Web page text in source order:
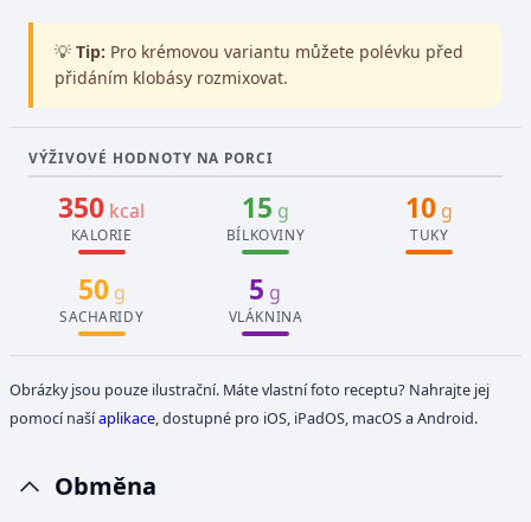
💡 Tip: Pro krémovou variantu můžete polévku před
přidáním klobásy rozmixovat.
VÝŽIVOVÉ HODNOTY NA PORCI
350 kcal
KALORIE
15 g
BÍLKOVINY
10 g
TUKY
50g
SACHARIDY
5 g
VLÁKNINA
Obrázky jsou pouze ilustrační. Máte vlastní foto receptu? Nahrajte jej
pomocí našíaplikace, dostupné pro iOS, iPadOS, macOS a Android.
Obměna